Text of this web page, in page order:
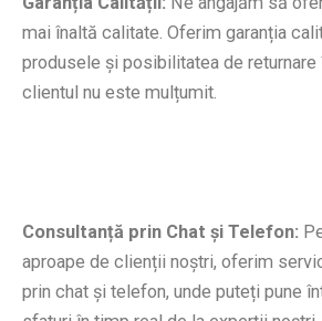
mai înaltă calitate. Oferim garanția
produsele și posibilitatea de returnare
clientul nu este mulțumit.
Consultanță prin Chat și Telefon:
aproape de clienții noștri, oferim
prin chat și telefon, unde puteți pune